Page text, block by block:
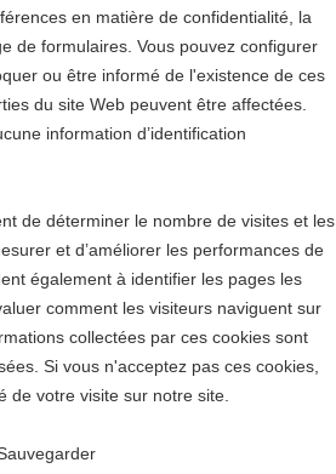
en matière de confidentialité, la
de formulaires. Vous pouvez configurer
ou être informé de l'existence de ces
du site Web peuvent être affectées.
information d’identification
de déterminer le nombre de visites et les
et d’améliorer les performances de
également à identifier les pages les
comment les visiteurs naviguent sur
collectées par ces cookies sont
Si vous n'acceptez pas ces cookies,
de votre visite sur notre site.